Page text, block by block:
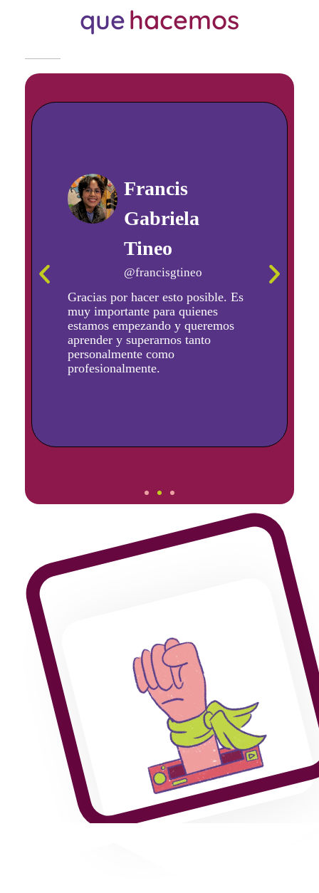
quehacemos
Francis
Gabriela
Tineo
@francisgtineo
Gracias por hacer esto posible. Es
muy importante para quienes
estamos empezando y queremos
aprender y superarnos tanto
personalmente como
profesionalmente.